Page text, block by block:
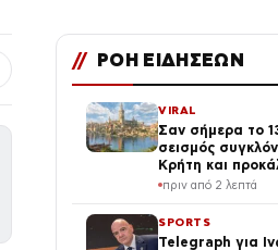
// ΡΟΗ ΕΙΔΗΣΕΩΝ
VIRAL
Σαν σήμερα το
σεισμός
Κρήτη και
στον Φάρο της
πριν από 2 λεπτά
SPORTS
Telegraph για